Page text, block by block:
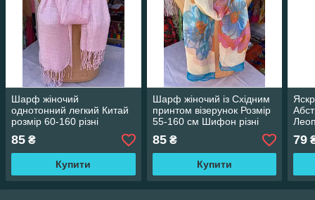
Шарф жіночий
однотонний легкий Китай
розмір 60-160 різні
кольори ціна гуртом
85 ₴
Купити
Шарф жіночий із Східним
принтом візерунок Розмір
55-160 см Шифон різні
кольори ціна гуртом
85₴
Купити
79